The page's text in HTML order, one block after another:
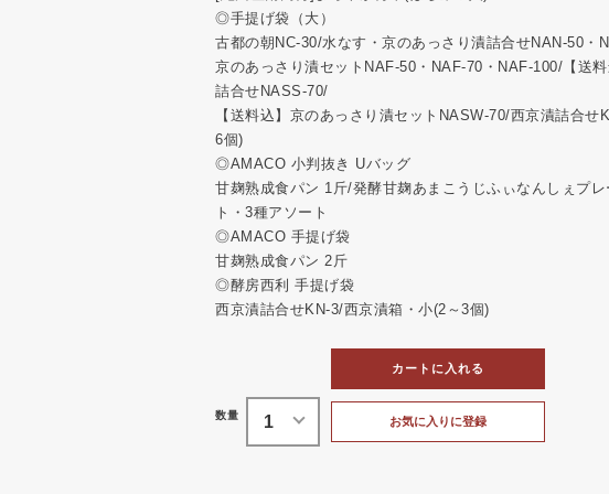
◎手提げ袋（大）
古都の朝NC-30/水なす・京のあっさり漬詰合せNAN-50・
京のあっさり漬セットNAF-50・NAF-70・NAF-100/【送
詰合せNASS-70/
【送料込】京のあっさり漬セットNASW-70/西京漬詰合せ
6個)
◎AMACO 小判抜き Uバッグ
甘麹熟成食パン 1斤/発酵甘麹あまこうじふぃなんしぇプ
ト・3種アソート
◎AMACO 手提げ袋
甘麹熟成食パン 2斤
◎酵房西利 手提げ袋
西京漬詰合せKN-3/西京漬箱・小(2～3個)
お気に入りに登録
カートに入れる